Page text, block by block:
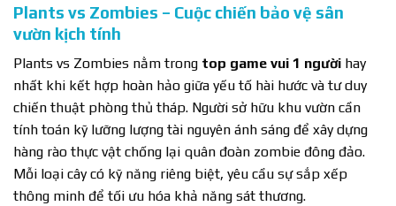
Plants vs Zombies – Cuộc chiến bảo vệ sân
vườn kịch tính
Plants vs Zombies nằm trong top game vui 1 người hay
nhất khi kết hợp hoàn hảo giữa yếu tố hài hước và tư duy
chiến thuật phòng thủ tháp. Người sở hữu khu vườn cần
tính toán kỹ lưỡng lượng tài nguyên ánh sáng để xây dựng
hàng rào thực vật chống lại quân đoàn zombie đông đảo.
Mỗi loại cây có kỹ năng riêng biệt, yêu cầu sự sắp xếp
thông minh để tối ưu hóa khả năng sát thương.